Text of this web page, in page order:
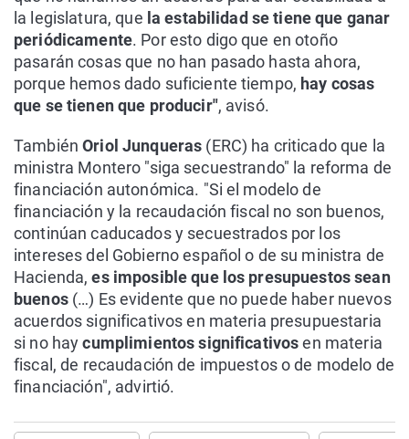
la legislatura, que la estabilidad se tiene que ganar
periódicamente. Por esto digo que en otoño
pasarán cosas que no han pasado hasta ahora,
porque hemos dado suficiente tiempo, hay cosas
que se tienen que producir", avisó.
TambiénOriol Junqueras (ERC) ha criticado que la
ministra Montero "siga secuestrando" la reforma de
financiación autonómica. "Si el modelo de
financiación y la recaudación fiscal no son buenos,
continúan caducados y secuestrados por los
intereses del Gobierno español o de su ministra de
Hacienda,es imposible que los presupuestos sean
buenos (…) Es evidente que no puede haber nuevos
acuerdos significativos en materia presupuestaria
si no haycumplimientos significativosen materia
fiscal, de recaudación de impuestos o de modelo de
financiación", advirtió.